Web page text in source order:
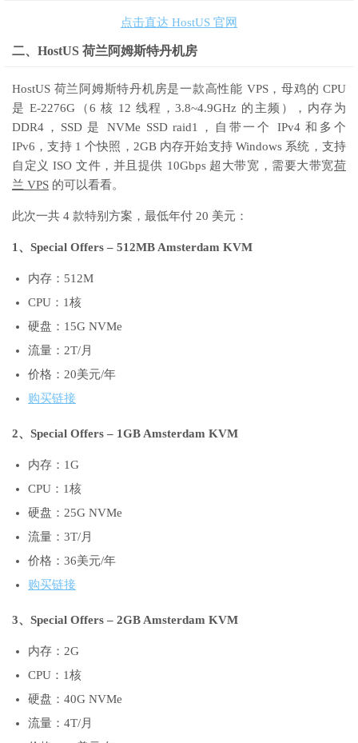
点击直达 HostUS 官网
二、HostUS 荷兰阿姆斯特丹机房
HostUS 荷兰阿姆斯特丹机房是一款高性能 VPS，母鸡的 CPU
是 E-2276G（6 核 12 线程，3.8~4.9GHz 的主频），内存为
DDR4，SSD 是 NVMe SSD raid1，自带一个 IPv4 和多个
IPv6，支持 1 个快照，2GB 内存开始支持 Windows 系统，支持
自定义 ISO 文件，并且提供 10Gbps 超大带宽，需要大带宽荷
兰 VPS 的可以看看。
此次一共 4 款特别方案，最低年付 20 美元：
1、Special Offers – 512MB Amsterdam KVM
内存：512M
CPU：1核
硬盘：15G NVMe
流量：2T/月
价格：20美元/年
购买链接
2、Special Offers – 1GB Amsterdam KVM
内存：1G
CPU：1核
硬盘：25G NVMe
流量：3T/月
价格：36美元/年
购买链接
3、Special Offers – 2GB Amsterdam KVM
内存：2G
CPU：1核
硬盘：40G NVMe
流量：4T/月